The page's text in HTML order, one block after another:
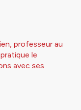
professeur au
le
avec ses